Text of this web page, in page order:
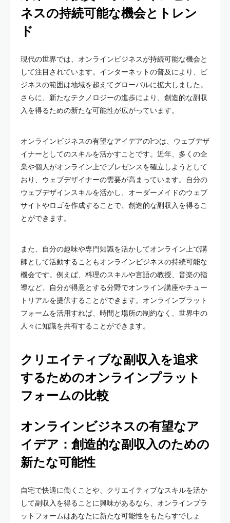
ネスの持続可能な機会とトレン
ド
現代の世界では、オンラインビジネスが持続可能な機会と
して注目されています。インターネットの普及により、ビ
ジネスの範囲は地域を超えてグローバルに拡大しました。
さらに、新たなテクノロジーの進歩により、創造的な副収
入を得るための新たな可能性が広がっています。
オンラインビジネスの有望なアイデアの1つは、ウェブデザ
イナーとしてのスキルを活かすことです。近年、多くの企
業や個人がオンライン上でプレゼンスを確立しようとして
おり、ウェブデザイナーの需要が高まっています。自分の
ウェブデザインスキルを活かし、オーダーメイドのウェブ
サイトやロゴを作成することで、創造的な副収入を得るこ
とができます。
また、自分の趣味や専門知識を活かしてオンライン上で講
師として活動することもオンラインビジネスの持続可能な
機会です。例えば、料理のスキルや言語の教授、音楽の指
導など、自分が得意とする分野でオンライン講座やチュー
トリアルを提供することができます。オンラインプラット
フォームを活用すれば、時間と場所の制約なく、世界中の
人々に知識を共有することができます。
クリエイティブな副収入を追求
するためのオンラインプラット
フォームの比較
オンラインビジネスの有望なア
イデア：創造的な副収入のための
新たな可能性
自宅で快適に働くことや、クリエイティブなスキルを活か
して副収入を得ることに興味があるなら、オンラインプラ
ットフォームはあなたに新たな可能性をもたらすでしょ